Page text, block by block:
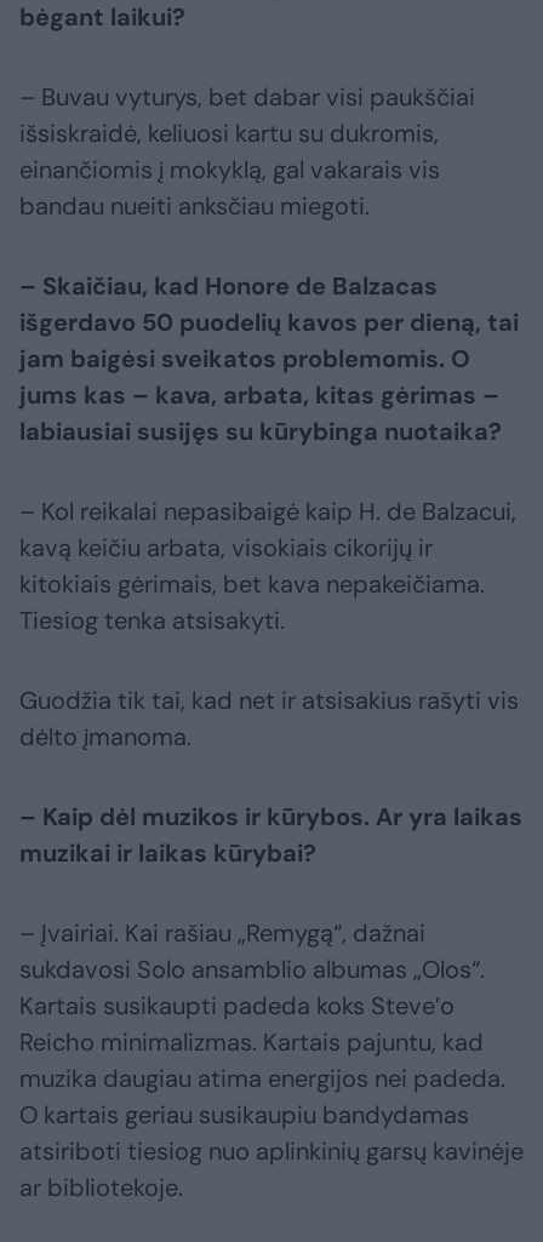
bėgant laikui?
– Buvau vyturys, bet dabar visi paukščiai
išsiskraidė, keliuosi kartu su dukromis,
einančiomis į mokyklą, gal vakarais vis
bandau nueiti anksčiau miegoti.
– Skaičiau, kad Honore de Balzacas
išgerdavo 50 puodelių kavos per dieną, tai
jam baigėsi sveikatos problemomis. O
jums kas – kava, arbata, kitas gėrimas –
labiausiai susijęs su kūrybinga nuotaika?
– Kol reikalai nepasibaigė kaip H. de Balzacui,
kavą keičiu arbata, visokiais cikorijų ir
kitokiais gėrimais, bet kava nepakeičiama.
Tiesiog tenka atsisakyti.
Guodžia tik tai, kad net ir atsisakius rašyti vis
dėlto įmanoma.
– Kaip dėl muzikos ir kūrybos. Ar yra laikas
muzikai ir laikas kūrybai?
– Įvairiai. Kai rašiau „Remygą“, dažnai
sukdavosi Solo ansamblio albumas „Olos“.
Kartais susikaupti padeda koks Steve’o
Reicho minimalizmas. Kartais pajuntu, kad
muzika daugiau atima energijos nei padeda.
O kartais geriau susikaupiu bandydamas
atsiriboti tiesiog nuo aplinkinių garsų kavinėje
ar bibliotekoje.